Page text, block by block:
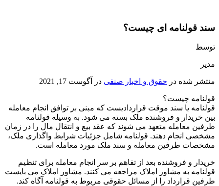
سند قولنامه ای چیست؟
توسط
مدیر
منتشر شده در حقوق و اخبار صنفی در آگوست 17, 2021
قولنامه چیست؟
قولنامه یا سند موقت قراردادیست که مبنی بر توافق انجام معامله
بین خریدار و فروشنده ملک بسته می شود. به وسیله قولنامه
طرفین معامله متعهد می شوند که عقد بیع و انتقال مال را در زمان
مشخصی انجام دهند. قولنامه شامل جزئیات شرایط واگذاری ملک،
مشخصات طرفین معامله و سند ملک مورد معامله است.
خریدار و فروشنده بعد از تفاهم بر سر انجام معامله برای تنظیم
قولنامه به مشاور املاک مراجعه می کنند. مشاور املاک می بایست
طرفین قرارداد را از مسائل حقوقی مربوط به قولنامه آگاه کند.